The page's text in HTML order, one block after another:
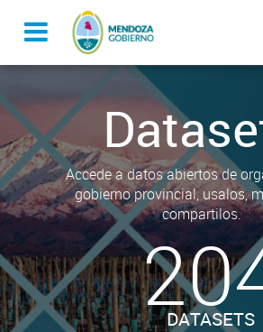
Accede a datos abiertos de
gobierno provincial, usalos,
compartilos.
DATASETS